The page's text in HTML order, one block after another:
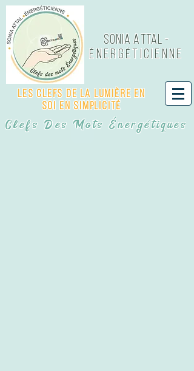
Sonia Attal -
É NERG É TICIENNE
Les Clefs de LA LUMIÈRE EN
SOI EN SIMPLICITÉ
Clefs Des Mots Énergétiques